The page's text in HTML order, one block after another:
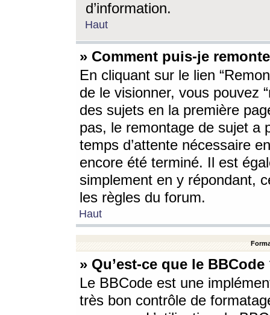
d’information.
Haut
» Comment puis-je
En cliquant sur le lien
de le visionner, vous pouvez
des sujets en la première
pas, le remontage de sujet a
temps d’attente nécessaire
encore été terminé. Il est
simplement en y répondant,
les règles du forum.
Haut
» Qu’est-ce que le BBCode
Le BBCode est une
très bon contrôle de